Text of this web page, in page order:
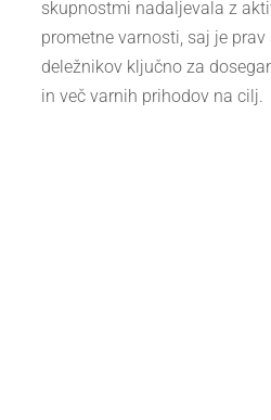
skupnostmi nadaljevala z
prometne varnosti, saj je
deležnikov ključno za
in več varnih prihodov na cilj.